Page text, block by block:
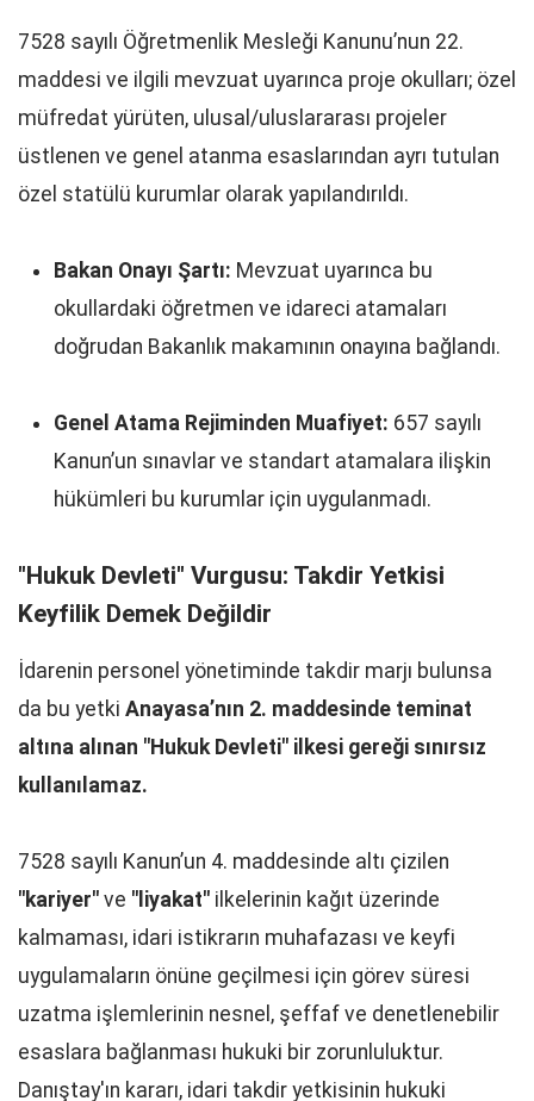
7528 sayılı Öğretmenlik Mesleği Kanunu’nun 22.
maddesi ve ilgili mevzuat uyarınca proje okulları; özel
müfredat yürüten, ulusal/uluslararası projeler
üstlenen ve genel atanma esaslarından ayrı tutulan
özel statülü kurumlar olarak yapılandırıldı.
Bakan Onayı Şartı: Mevzuat uyarınca bu
okullardaki öğretmen ve idareci atamaları
doğrudan Bakanlık makamının onayına bağlandı.
Genel Atama Rejiminden Muafiyet: 657 sayılı
Kanun’un sınavlar ve standart atamalara ilişkin
hükümleri bu kurumlar için uygulanmadı.
"Hukuk Devleti" Vurgusu: Takdir Yetkisi
Keyfilik Demek Değildir
İdarenin personel yönetiminde takdir marjı bulunsa
da bu yetki Anayasa’nın 2. maddesinde teminat
altına alınan "Hukuk Devleti" ilkesi gereği sınırsız
kullanılamaz.
7528 sayılı Kanun’un 4. maddesinde altı çizilen
"kariyer" ve "liyakat" ilkelerinin kağıt üzerinde
kalmaması, idari istikrarın muhafazası ve keyfi
uygulamaların önüne geçilmesi için görev süresi
uzatma işlemlerinin nesnel, şeffaf ve denetlenebilir
esaslara bağlanması hukuki bir zorunluluktur.
Danıştay'ın kararı, idari takdir yetkisinin hukuki